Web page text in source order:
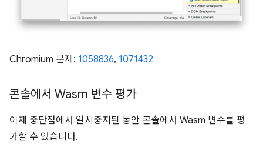
Chromium 문제: 1058836, 1071432
콘솔에서 Wasm 변수 평가
이제 중단점에서 일시중지된 동안 콘솔에서 Wasm 변수를 평
가할 수 있습니다.